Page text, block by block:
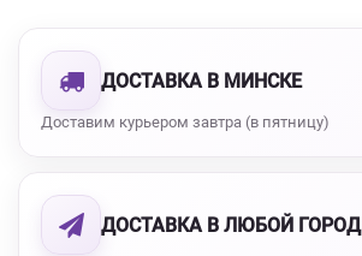
ДОСТАВКА В МИНСКЕ
Доставим курьером завтра (в пятницу)
ДОСТАВКА В ЛЮБОЙ ГОРОД